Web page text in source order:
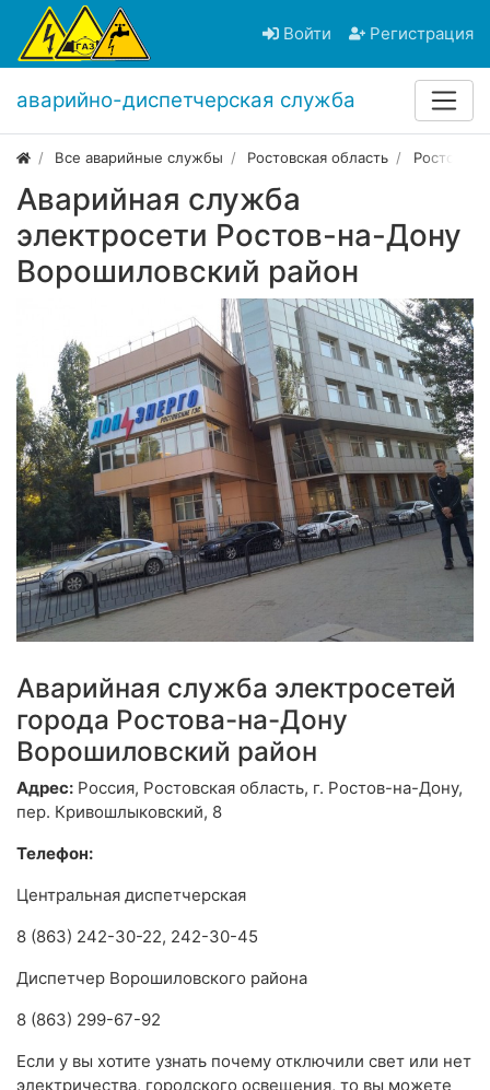
Войти Регистрация
аварийно-диспетчерская служба
Все аварийные службы Ростовская область Ростов-
Аварийная служба
электросети Ростов-на-Дону
Ворошиловский район
Аварийная служба электросетей
города Ростова-на-Дону
Ворошиловский район
Адрес: Россия, Ростовская область, г. Ростов-на-Дону,
пер. Кривошлыковский, 8
Телефон:
Центральная диспетчерская
8 (863) 242-30-22, 242-30-45
Диспетчер Ворошиловского района
8 (863) 299-67-92
Если у вы хотите узнать почему отключили свет или нет
электричества, городского освещения, то вы можете